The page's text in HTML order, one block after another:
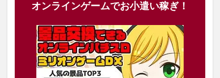
オンラインゲームでお小遣い稼ぎ！